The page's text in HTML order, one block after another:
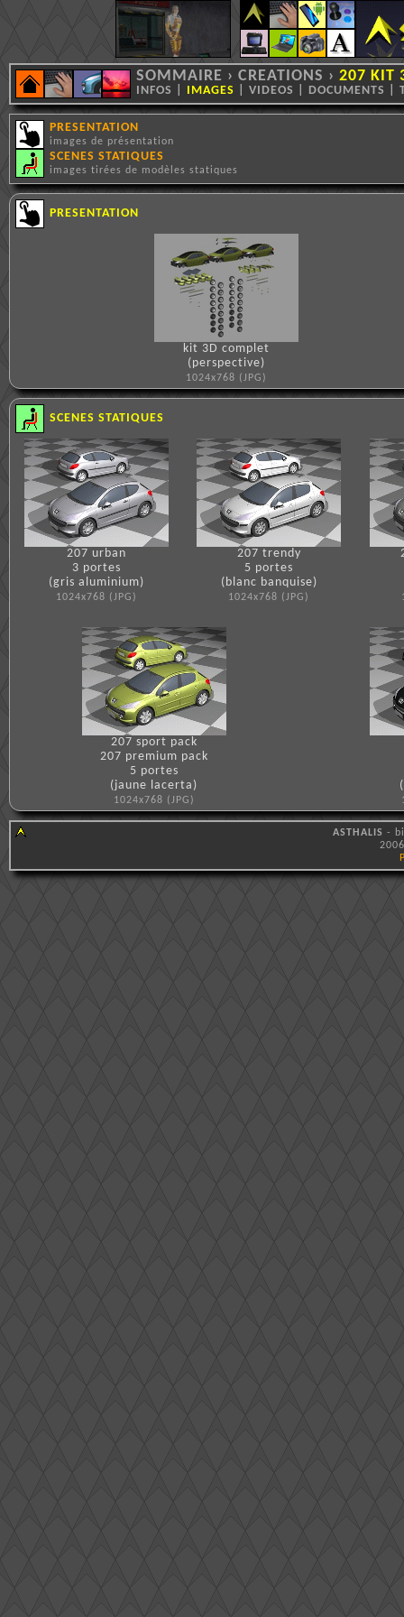
SOMMAIRE › CREATIONS › 207 KIT
INFOS IMAGES VIDEOS DOCUMENTS
PRESENTATION
images de présentation
SCENES STATIQUES
images tirées de modèles statiques
PRESENTATION
kit 3D complet
(perspective)
1024x768 (JPG)
SCENES STATIQUES
207 urban
3 portes
(gris aluminium)
1024x768 (JPG)
207 trendy
5 portes
(blanc banquise)
1024x768 (JPG)
207 sport pack
207 premium pack
5 portes
(jaune lacerta)
1024x768 (JPG)
ASTHALIS -